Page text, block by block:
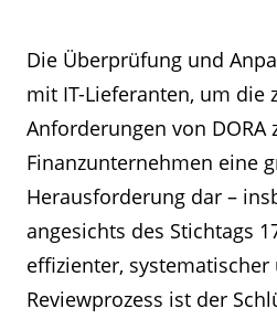
Die Überprüfung und
mit IT-Lieferanten, um die
Anforderungen von
Finanzunternehmen eine
Herausforderung dar –
angesichts des Stichtags
effizienter,
Reviewprozess ist der